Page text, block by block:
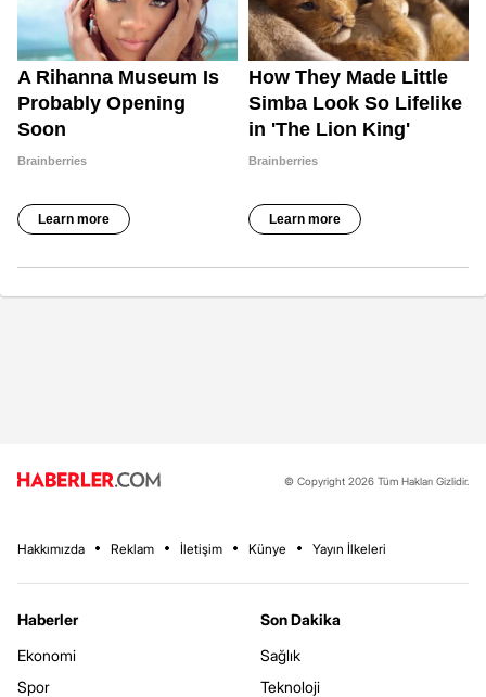
© Copyright 2026 Tüm Hakları Gizlidir.
Hakkımızda Reklam İletişim Künye Yayın İlkeleri
Haberler
Ekonomi
Spor
Son Dakika
Sağlık
Teknoloji